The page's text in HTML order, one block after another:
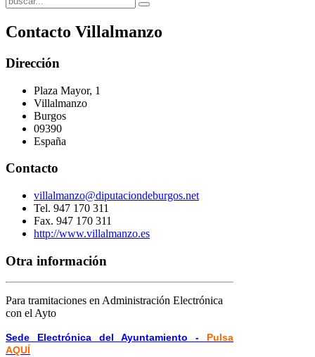
Contacto Villalmanzo
Dirección
Plaza Mayor, 1
Villalmanzo
Burgos
09390
España
Contacto
villalmanzo@diputaciondeburgos.net
Tel. 947 170 311
Fax. 947 170 311
http://www.villalmanzo.es
Otra información
Para tramitaciones en Administración Electrónica
con el Ayto
Sede Electrónica del Ayuntamiento - Pulsa
AQUÍ